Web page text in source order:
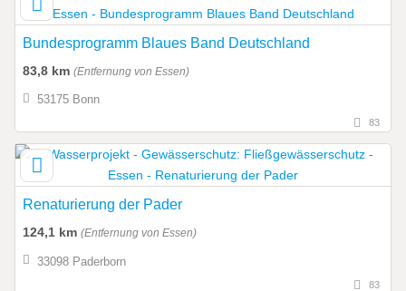
Bundesprogramm Blaues Band Deutschland
83,8 km (Entfernung von Essen)
53175 Bonn
83
Renaturierung der Pader
124,1 km (Entfernung von Essen)
33098 Paderborn
83